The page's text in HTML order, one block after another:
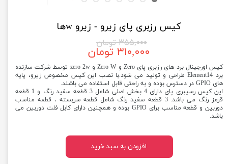
کیس رزبری پای زیرو - زیرو wها
۳۵۵,۰۰۰ تومان
۳۱۰,۰۰۰ تومان
کیس اورجینال برد های رزبری پای Zero و Zero W و zero 2w توسط شرکت سازنده
برد Element14 طراحی و تولید می شود.با نصب این کیس مخصوص زیرو، پایه
های GPIO در دسترس بوده و به راحتی قابل استفاده می باشند.
این کیس رسپبری پای دارای 4 بخش اصلی شامل 3 قطعه سفید رنگ و 1 قطعه
قرمز رنگ می باشد. 3 قطعه سفید رنگ شامل قطعه سربسته ، قطعه مناسب
دوربین و قطعه مناسب برای GPIO بوده و همچنین دارای کابل فلت دوربین می
باشد.
افزودن به سبد خرید